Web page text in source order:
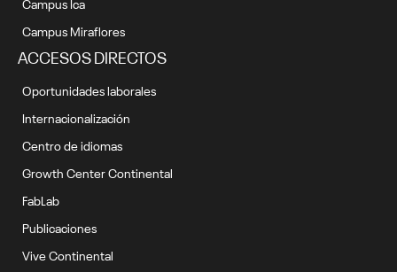
Campus Miraflores
ACCESOS DIRECTOS
Oportunidades laborales
Internacionalización
Centro de idiomas
Growth Center Continental
FabLab
Publicaciones
Vive Continental